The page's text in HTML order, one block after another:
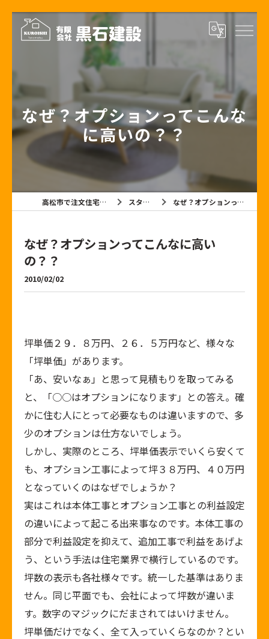
なぜ？オプションってこんな
に高いの？？
高松市で注文住宅なら有限会社黒石建設 スタッフブログ なぜ？オプションってこんなに高いの？？
なぜ？オプションってこんなに高い
の？？
2010/02/02
坪単価２９．８万円、２６．５万円など、様々な
「坪単価」があります。
「あ、安いなぁ」と思って見積もりを取ってみる
と、「○○はオプションになります」との答え。確
かに住む人にとって必要なものは違いますので、多
少のオプションは仕方ないでしょう。
しかし、実際のところ、坪単価表示でいくら安くて
も、オプション工事によって坪３８万円、４０万円
となっていくのはなぜでしょうか？
実はこれは本体工事とオプション工事との利益設定
の違いによって起こる出来事なのです。本体工事の
部分で利益設定を抑えて、追加工事で利益をあげよ
う、という手法は住宅業界で横行しているのです。
坪数の表示も各社様々です。統一した基準はありま
せん。同じ平面でも、会社によって坪数が違いま
す。数字のマジックにだまされてはいけません。
坪単価だけでなく、全て入っていくらなのか？とい